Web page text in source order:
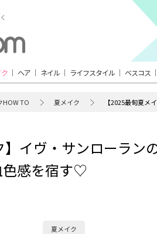
ク ヘア ネイル ライフスタイル ベスコス
HOW TO 夏メイク 【2025最旬夏
】イヴ・サンローラン
色感を宿す♡
夏メイク